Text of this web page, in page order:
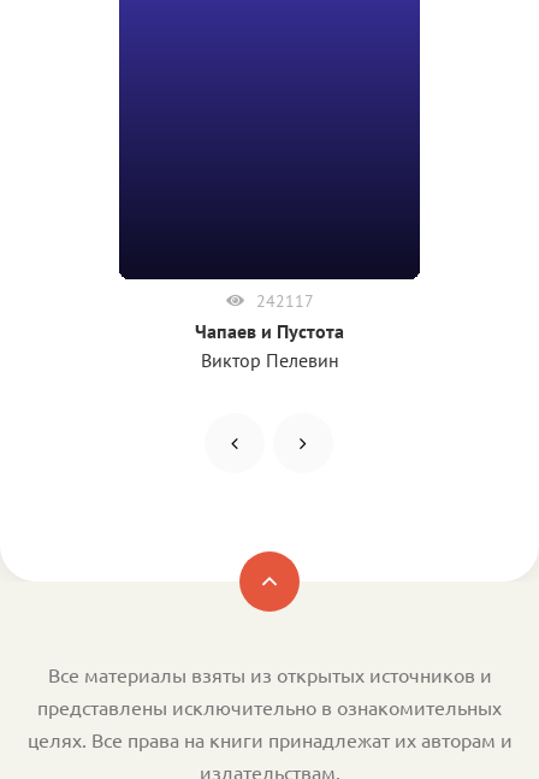
242117
Чапаев и Пустота
Виктор Пелевин
Все материалы взяты из открытых источников и
представлены исключительно в ознакомительных
целях. Все права на книги принадлежат их авторам и
издательствам.